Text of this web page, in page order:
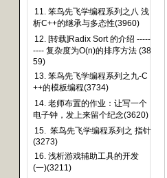
11. 笨鸟先飞学编程系列之八 浅
析C++的继承与多态性(3960)
12. [转载]Radix Sort 的介绍 -----
---- 复杂度为O(n)的排序方法 (38
59)
13. 笨鸟先飞学编程系列之九-C
++的模板编程(3734)
14. 老师布置的作业：让写一个
电子钟，发上来留个纪念(3620)
15. 笨鸟先飞学编程系列之 指针
(3273)
16. 浅析游戏辅助工具的开发
(一)(3211)